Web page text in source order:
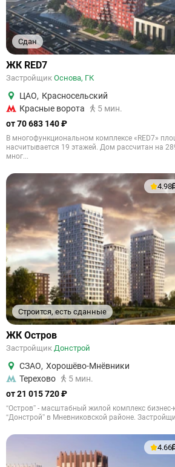
Сдан
ЖК RED7
Застройщик Основа, ГК
ЦАО, Красносельский
Красные ворота
5 мин.
от 70 683 140 ₽
В многофункциональном комплексе «RED7»
насчитывается 19 этажей. Дом рассчитан на
мног...
Строится, есть сданные
4.98
ЖК Остров
Застройщик Донстрой
СЗАО, Хорошёво-Мнёвники
Терехово
5 мин.
от 21 015 720 ₽
“Остров” - масштабный жилой комплекс бизнес-
“Донстрой” в Мневниковской районе.
4.66